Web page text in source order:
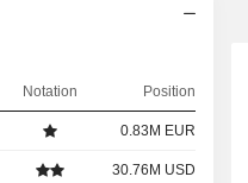
Notation Position
0.83M EUR
30.76M USD